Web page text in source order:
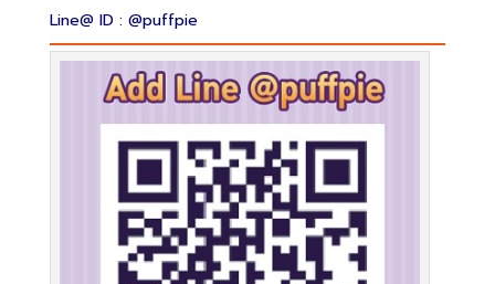
Line@ ID : @puffpie